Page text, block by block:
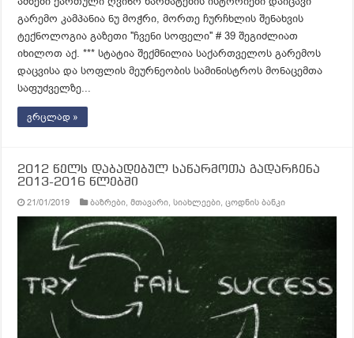
გარემო კამპანია ნუ მოჭრი, მორთე ჩურჩხლის შენახვის
ტექნოლოგია გაზეთი ''ჩვენი სოფელი'' # 39 შეგიძლიათ
იხილოთ აქ. *** სტატია შექმნილია საქართველოს გარემოს
დაცვისა და სოფლის მეურნეობის სამინისტროს მონაცემთა
საფუძველზე...
ვრცლად »
2012 წელს დაბადებულ საწარმოთა გადარჩენა
2013-2016 წლებში
21/01/2019 ბაზრები,მთავარი,სიახლეები,ცოდნის ბანკი